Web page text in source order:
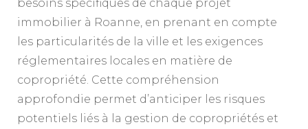
besoins spécifiques de chaque projet
immobilier à Roanne, en prenant en compte
les particularités de la ville et les exigences
réglementaires locales en matière de
copropriété. Cette compréhension
approfondie permet d’anticiper les risques
potentiels liés à la gestion de copropriétés et